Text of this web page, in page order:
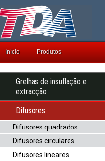
Início Produtos
Grelhas de insuflação e
extracção
Difusores
Difusores quadrados
Difusores circulares
Difusores lineares